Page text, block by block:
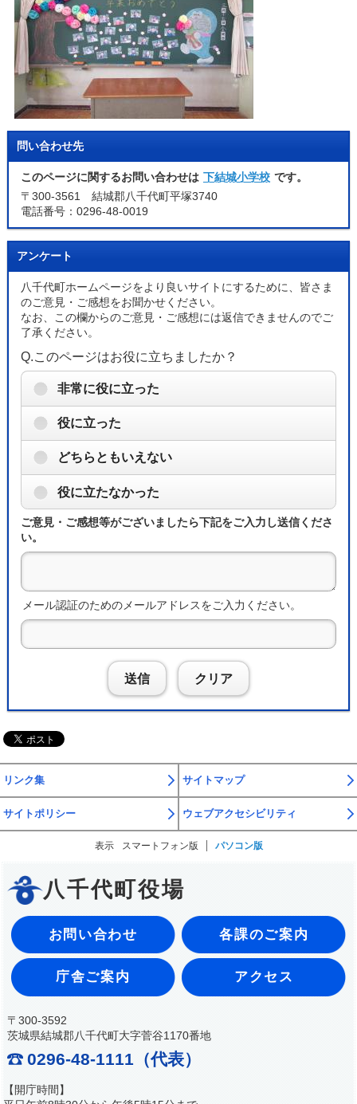
問い合わせ先
このページに関するお問い合わせは 下結城小学校 です。
〒300-3561 結城郡八千代町平塚3740
電話番号：0296-48-0019
アンケート
八千代町ホームページをより良いサイトにするために、皆さま
のご意見・ご感想をお聞かせください。
なお、この欄からのご意見・ご感想には返信できませんのでご
了承ください。
Q.このページはお役に立ちましたか？
非常に役に立った
役に立った
どちらともいえない
役に立たなかった
ご意見・ご感想等がございましたら下記をご入力し送信くださ
い。
メール認証のためのメールアドレスをご入力ください。
送信 クリア
リンク集 サイトマップ
サイトポリシー ウェブアクセシビリティ
表示 スマートフォン版 パソコン版
八千代町役場
お問い合わせ 各課のご案内
庁舎ご案内 アクセス
〒300-3592
茨城県結城郡八千代町大字菅谷1170番地
0296-48-1111（代表）
【開庁時間】